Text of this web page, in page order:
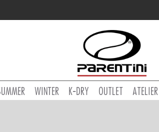
WINTER K-DRY OUTLET ATELIER